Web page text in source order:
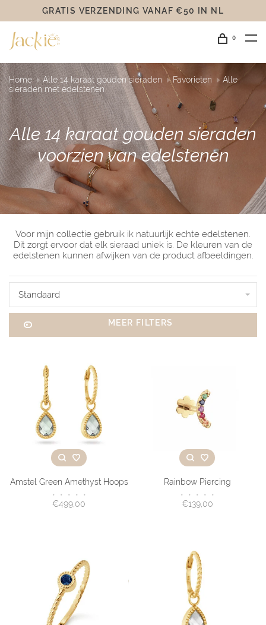
GRATIS VERZENDING VANAF €50 IN NL
0
Home Alle 14 karaat gouden sieraden Favorieten
Alle
sieraden met edelstenen
Alle 14 karaat gouden sieraden
voorzien van edelstenen
Voor mijn collectie gebruik ik natuurlijk echte edelstenen.
Dit zorgt ervoor dat elk sieraad uniek is. De kleuren van de
edelstenen kunnen afwijken van de product afbeeldingen.
Standaard
MEER FILTERS
Amstel Green Amethyst Hoops
• • • • •
€499,00
Rainbow Piercing
• • • • •
€139,00